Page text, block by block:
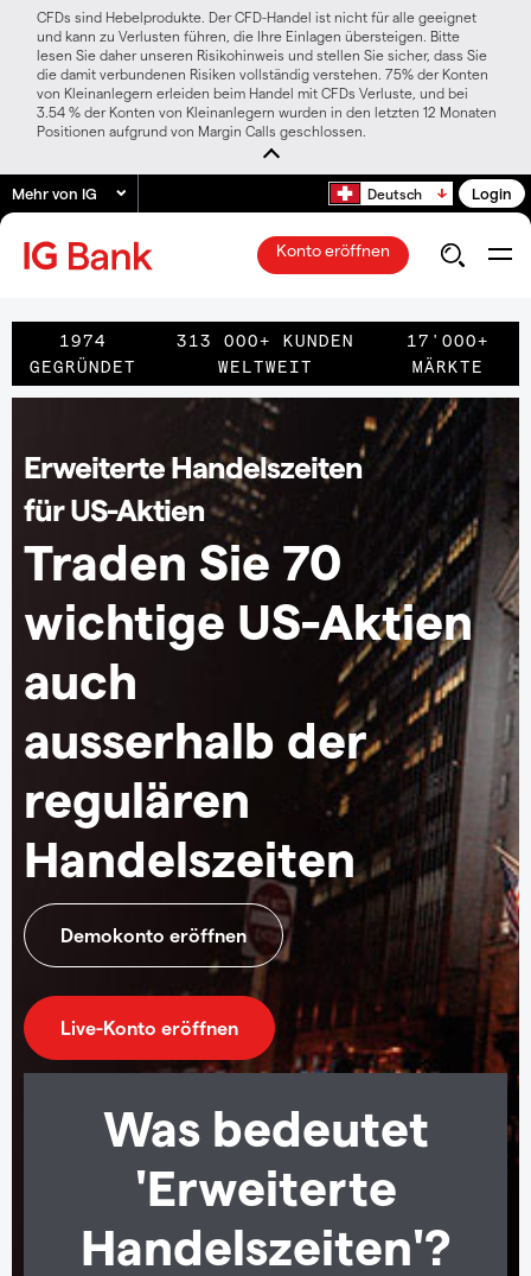
CFDs sind Hebelprodukte. Der CFD-Handel ist nicht für alle geeignet
und kann zu Verlusten führen, die Ihre Einlagen übersteigen. Bitte
lesen Sie daher unseren Risikohinweis und stellen Sie sicher, dass Sie
die damit verbundenen Risiken vollständig verstehen. 75% der Konten
von Kleinanlegern erleiden beim Handel mit CFDs Verluste, und bei
3.54 % der Konten von Kleinanlegern wurden in den letzten 12 Monaten
Positionen aufgrund von Margin Calls geschlossen.
Mehr von IG Deutsch Login
Konto eröffnen
1974
GEGRÜNDET
313 000+ KUNDEN
WELTWEIT
17'000+
MÄRKTE
Erweiterte Handelszeiten
für US-Aktien
Traden Sie 70
wichtige US-Aktien
auch
ausserhalb der
regulären
Handelszeiten
Demokonto eröffnen
Live-Konto eröffnen
Was bedeutet
'Erweiterte
Handelszeiten'?